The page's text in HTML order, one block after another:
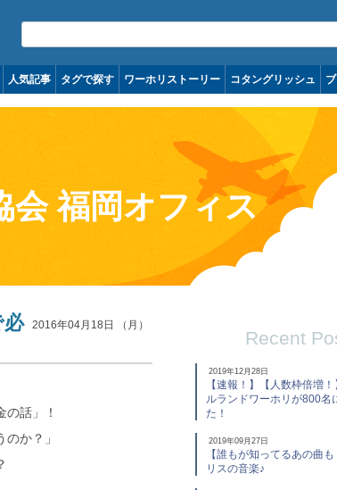
ンテンツへ移動
人気記事 タグで探す ワーホリストーリー コタングリッシュ
会 福岡オフィス
必
2016年04月18日 （月）
話」！
か？」
Recent
2019年12月28日
【速報！】【人数枠倍増
ルランドワーホリが800名
た！
2019年09月27日
【誰もが知ってるあの曲
リスの音楽♪